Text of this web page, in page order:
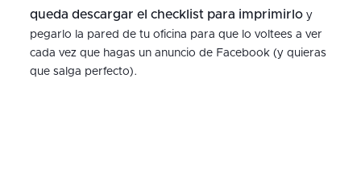
queda descargar el checklist para imprimirloy
pegarlo la pared de tu oficina para que lo voltees a ver
cada vez que hagas un anuncio de Facebook (y quieras
que salga perfecto).